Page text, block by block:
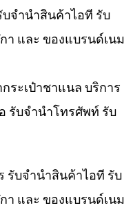
จำนำสินค้าไอที รับ
และ ของแบรนด์เนม
ระเป๋าชาแนล บริการ
รับจำนำโทรศัพท์ รับ
รับจำนำสินค้าไอที รับ
และ ของแบรนด์เนม